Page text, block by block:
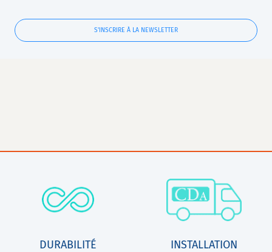
S'INSCRIRE À LA NEWSLETTER
DURABILITÉ INSTALLATION